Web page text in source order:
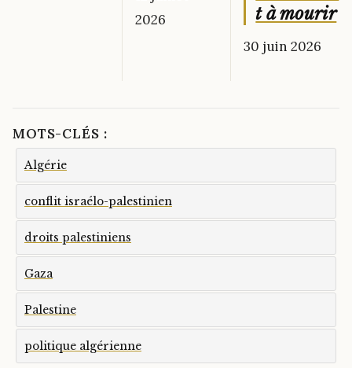
2026
t à mourir
30 juin 2026
MOTS-CLÉS :
Algérie
conflit israélo-palestinien
droits palestiniens
Gaza
Palestine
politique algérienne